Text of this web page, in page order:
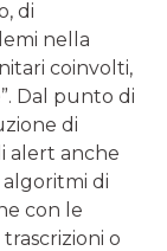
di
nella
coinvolti,
Dal punto di
di
alert anche
algoritmi di
con le
o